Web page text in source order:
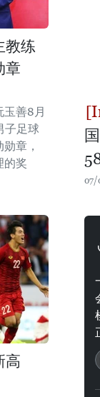
教练
章
玉善8月
子足球
章，
的奖
高
07/